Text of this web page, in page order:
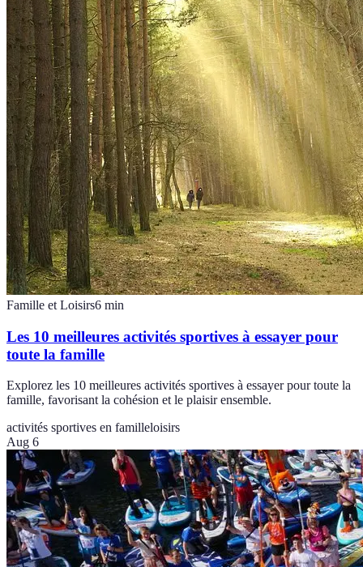
Famille et Loisirs6 min
Les 10 meilleures activités sportives à essayer pour
toute la famille
Explorez les 10 meilleures activités sportives à essayer pour toute la
famille, favorisant la cohésion et le plaisir ensemble.
activités sportives en familleloisirs
Aug 6